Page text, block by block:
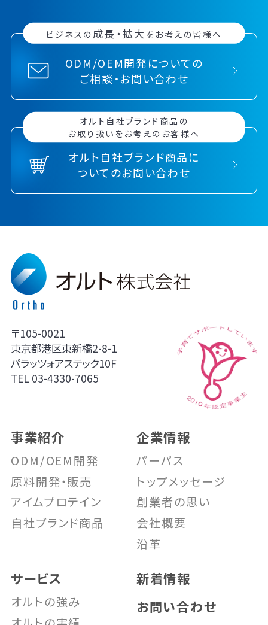
ビジネスの 成長・拡大 をお考えの皆様へ
ODM/OEM開発についての
ご相談・お問い合わせ
オルト自社ブランド商品の
お取り扱いをお考えのお客様へ
オルト自社ブランド商品に
ついてのお問い合わせ
〒105-0021
東京都港区東新橋2-8-1
パラッツォアステック10F
TEL 03-4330-7065
事業紹介
ODM/OEM開発
原料開発・販売
アイムプロテイン
自社ブランド商品
企業情報
パーパス
トップメッセージ
創業者の思い
会社概要
沿革
サービス
オルトの強み
新着情報
お問い合わせ